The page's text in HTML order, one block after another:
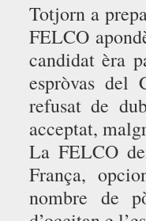
Totjorn a
FELCO
candidat èra
espròvas del
refusat de
acceptat,
La FELCO
França,
nombre de